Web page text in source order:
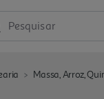
Pesquisar
Massa, Arroz,